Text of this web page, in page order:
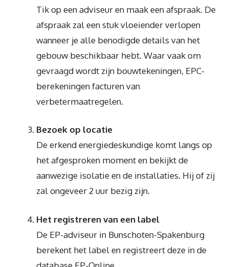
Tik op een adviseur en maak een afspraak. De
afspraak zal een stuk vloeiender verlopen
wanneer je alle benodigde details van het
gebouw beschikbaar hebt. Waar vaak om
gevraagd wordt zijn bouwtekeningen, EPC-
berekeningen facturen van
verbetermaatregelen.
Bezoek op locatie
De erkend energiedeskundige komt langs op
het afgesproken moment en bekijkt de
aanwezige isolatie en de installaties. Hij of zij
zal ongeveer 2 uur bezig zijn.
Het registreren van een label
De EP-adviseur in Bunschoten-Spakenburg
berekent het label en registreert deze in de